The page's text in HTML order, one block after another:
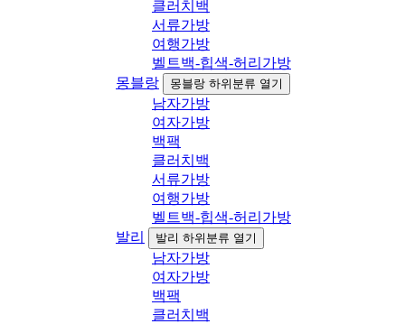
클러치백
서류가방
여행가방
벨트백-힙색-허리가방
몽블랑
몽블랑 하위분류 열기
남자가방
여자가방
백팩
클러치백
서류가방
여행가방
벨트백-힙색-허리가방
발리
발리 하위분류 열기
남자가방
여자가방
백팩
클러치백